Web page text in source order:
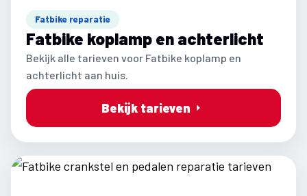
Fatbike reparatie
Fatbike koplamp en achterlicht
Bekijk alle tarieven voor Fatbike koplamp en
achterlicht aan huis.
Bekijk tarieven